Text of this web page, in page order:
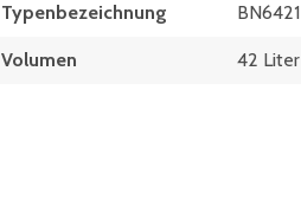
Typen­be­zeich­nung BN6421
Volumen 42 Liter